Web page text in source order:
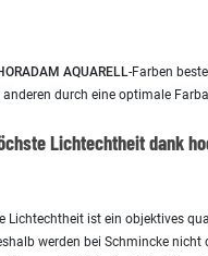
AQUARELL-Farben
durch eine optimale
Lichtechtheit dank
Lichtechtheit ist ein objektives
werden bei Schmincke